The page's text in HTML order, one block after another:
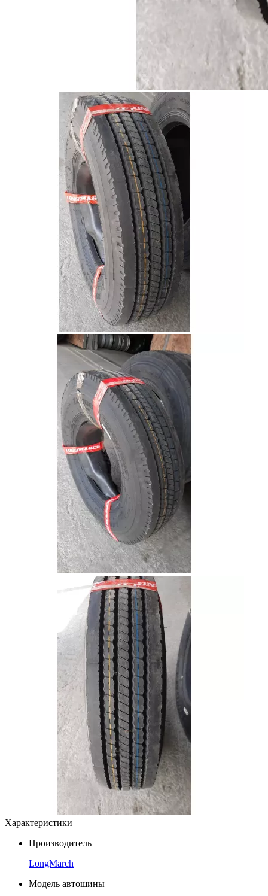
Характеристики
Производитель
LongMarch
Модель автошины